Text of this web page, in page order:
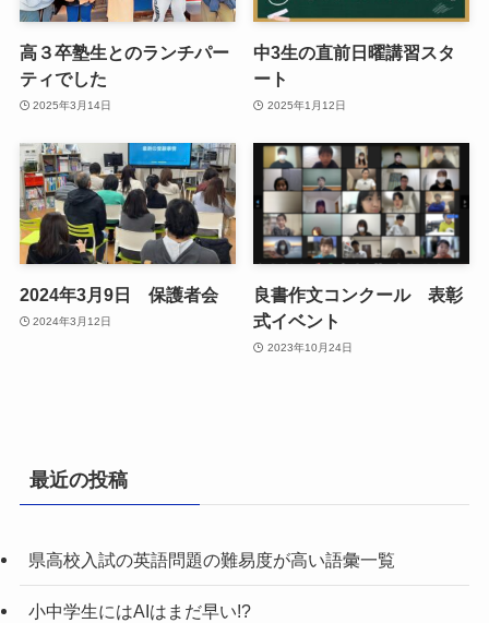
高３卒塾生とのランチパー
ティでした
2025年3月14日
中3生の直前日曜講習スタ
ート
2025年1月12日
2024年3月9日 保護者会
2024年3月12日
良書作文コンクール 表彰
式イベント
2023年10月24日
最近の投稿
県高校入試の英語問題の難易度が高い語彙一覧
小中学生にはAIはまだ早い!?